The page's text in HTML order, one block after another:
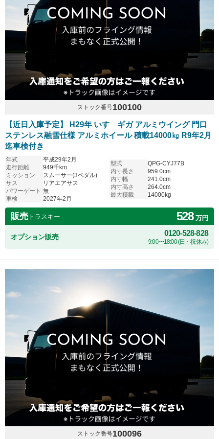
ストック番号100100
【近日入庫予定】 H29年 いすゞギガ アルミウイング 門口
ステンレス融雪仕様 アルミホイール 積載14000㎏ R9年2月
迄車検付き
年式
平成29年2月
走行距離
949千km
ミッション
スムーサー(3ペダル)
サス
リアエアサス
パワーゲート 無
車検
2027年2月
型式
QPG-CYJ77B
内寸長さ
959.0cm
内寸幅
241.0cm
内寸高さ
264.0cm
最大積載
14000kg
販売 トラスキー 528万円
オプション販売 0120-528-828
9:00〜18:00 (日・祝休み)
ストック番号100096